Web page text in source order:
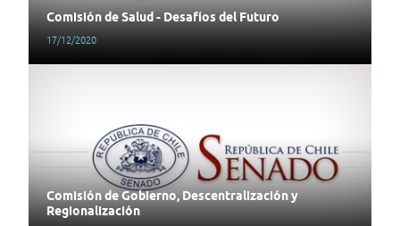
Comisión de Salud - Desafíos del Futuro
17/12/2020
Comisión de Gobierno, Descentralización y
Regionalización